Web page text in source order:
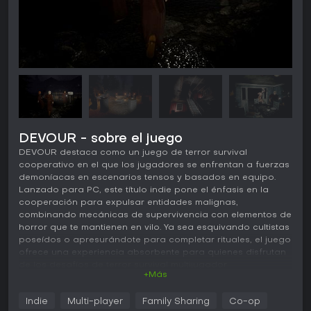
DEVOUR - sobre el juego
DEVOUR destaca como un juego de terror survival
cooperativo en el que los jugadores se enfrentan a fuerzas
demoníacas en escenarios tensos y basados en equipo.
Lanzado para PC, este título indie pone el énfasis en la
cooperación para expulsar entidades malignas,
combinando mecánicas de supervivencia con elementos de
horror que te mantienen en vilo. Ya sea esquivando cultistas
poseídos o apresurándote para completar rituales, el juego
ofrece una experiencia absorbente para quienes disfrutan
En DEVOUR, la jugabilidad gira en torno a un grupo de
+Más
Indie Multi-player Family Sharing Co-op